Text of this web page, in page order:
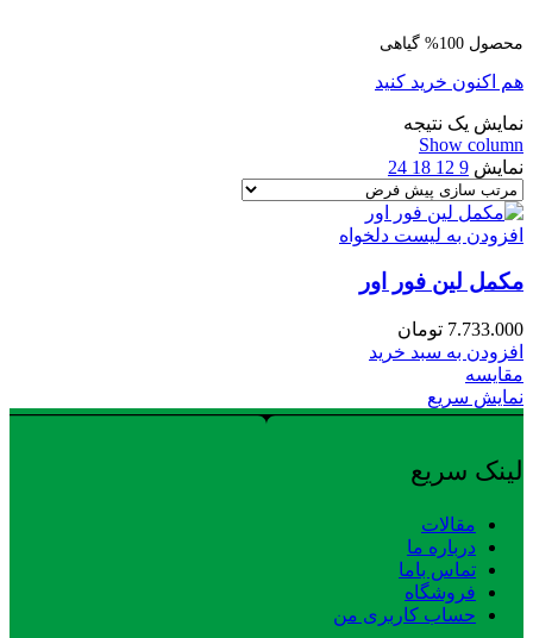
محصول 100% گیاهی
هم اکنون خرید کنید
نمایش یک نتیجه
Show column
نمایش 9
12
18
24
افزودن به لیست دلخواه
مکمل لین فور اور
7.733.000 تومان
افزودن به سبد خرید
مقایسه
نمایش سریع
لینک سریع
مقالات
درباره ما
تماس باما
فروشگاه
حساب کاربری من